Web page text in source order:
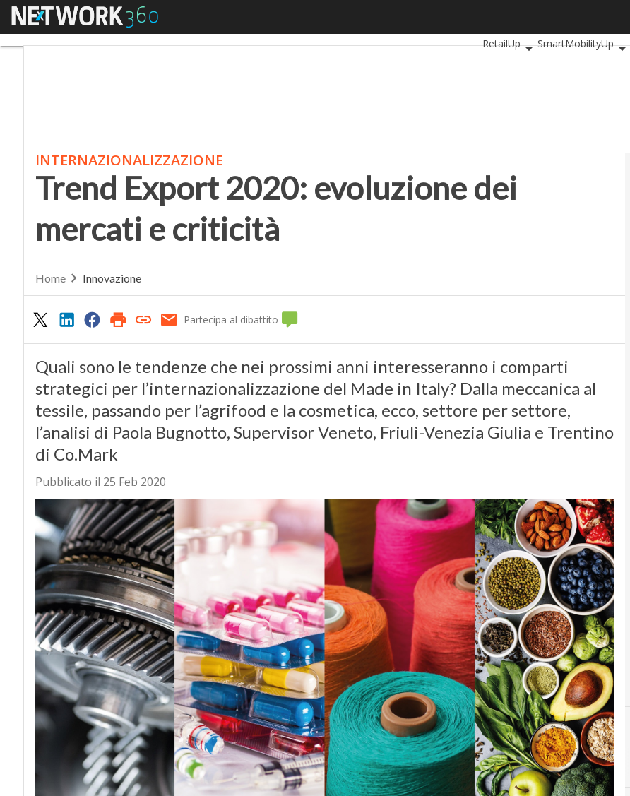
Menu
RetailUp
SmartMobilityUp
INTERNAZIONALIZZAZIONE
Trend Export 2020: evoluzione dei
mercati e criticità
Home Innovazione
Partecipa al dibattito
Quali sono le tendenze che nei prossimi anni interesseranno i comparti
strategici per l’internazionalizzazione del Made in Italy? Dalla meccanica al
tessile, passando per l’agrifood e la cosmetica, ecco, settore per settore,
l’analisi di Paola Bugnotto, Supervisor Veneto, Friuli-Venezia Giulia e Trentino
di Co.Mark
Pubblicato il 25 Feb 2020